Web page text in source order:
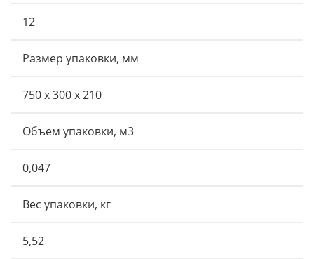
12
Размер упаковки, мм
750 x 300 x 210
Объем упаковки, м3
0,047
Вес упаковки, кг
5,52